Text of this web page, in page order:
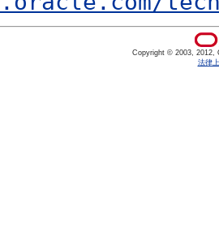
Copyright © 2003, 2012,
法律